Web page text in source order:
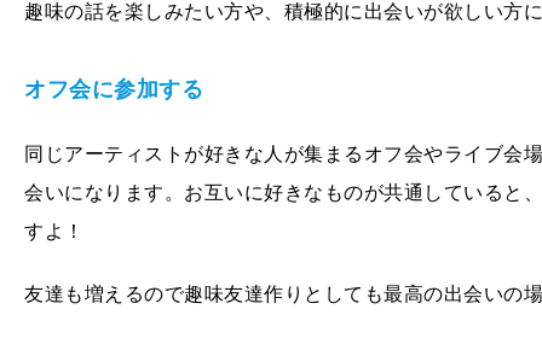
趣味の話を楽しみたい方や、積極的に出会いが欲しい方
オフ会に参加する
同じアーティストが好きな人が集まるオフ会やライブ会
会いになります。お互いに好きなものが共通していると
すよ！
友達も増えるので趣味友達作りとしても最高の出会いの